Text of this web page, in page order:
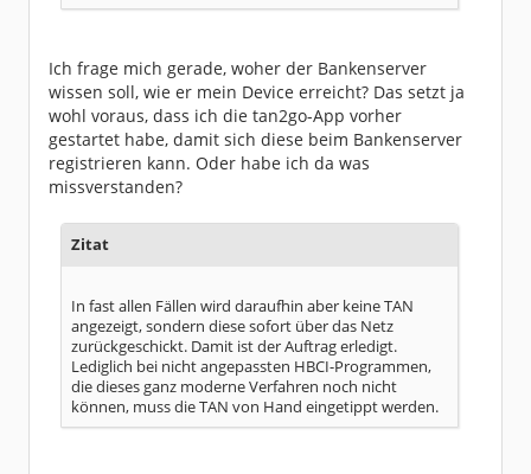
Ich frage mich gerade, woher der Bankenserver
wissen soll, wie er mein Device erreicht? Das setzt ja
wohl voraus, dass ich die tan2go-App vorher
gestartet habe, damit sich diese beim Bankenserver
registrieren kann. Oder habe ich da was
missverstanden?
Zitat
In fast allen Fällen wird daraufhin aber keine TAN
angezeigt, sondern diese sofort über das Netz
zurückgeschickt. Damit ist der Auftrag erledigt.
Lediglich bei nicht angepassten HBCI-Programmen,
die dieses ganz moderne Verfahren noch nicht
können, muss die TAN von Hand eingetippt werden.